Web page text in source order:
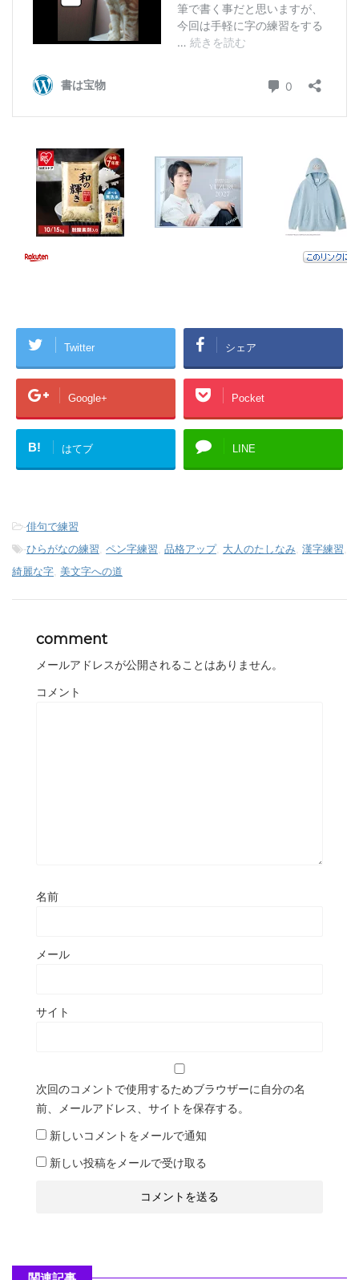
Twitter シェア
Google+ Pocket
B! はてブ LINE
-俳句で練習
-ひらがなの練習, ペン字練習, 品格アップ, 大人のたしなみ, 漢字練習,
綺麗な字, 美文字への道
comment
メールアドレスが公開されることはありません。
コメント
名前
メール
サイト
次回のコメントで使用するためブラウザーに自分の名
前、メールアドレス、サイトを保存する。
新しいコメントをメールで通知
新しい投稿をメールで受け取る